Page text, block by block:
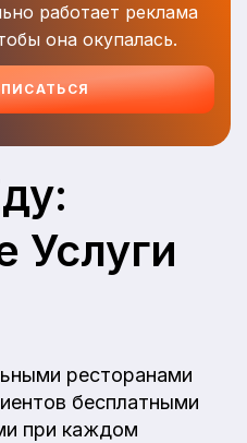
работает реклама
она окупалась.
Услуги
ресторанами
бесплатными
при каждом